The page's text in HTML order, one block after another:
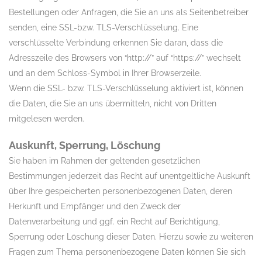
Bestellungen oder Anfragen, die Sie an uns als Seitenbetreiber
senden, eine SSL-bzw. TLS-Verschlüsselung. Eine
verschlüsselte Verbindung erkennen Sie daran, dass die
Adresszeile des Browsers von “http://” auf “https://” wechselt
und an dem Schloss-Symbol in Ihrer Browserzeile.
Wenn die SSL- bzw. TLS-Verschlüsselung aktiviert ist, können
die Daten, die Sie an uns übermitteln, nicht von Dritten
mitgelesen werden.
Auskunft, Sperrung, Löschung
Sie haben im Rahmen der geltenden gesetzlichen
Bestimmungen jederzeit das Recht auf unentgeltliche Auskunft
über Ihre gespeicherten personenbezogenen Daten, deren
Herkunft und Empfänger und den Zweck der
Datenverarbeitung und ggf. ein Recht auf Berichtigung,
Sperrung oder Löschung dieser Daten. Hierzu sowie zu weiteren
Fragen zum Thema personenbezogene Daten können Sie sich